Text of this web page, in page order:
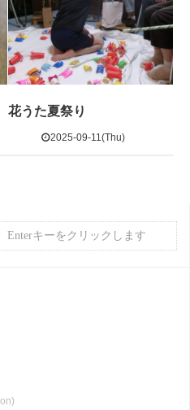
花うた夏祭り
2025-09-11(Thu)